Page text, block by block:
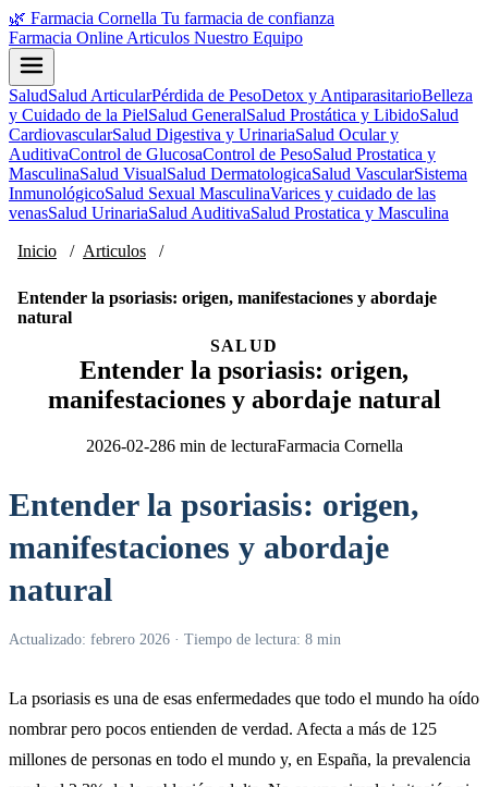
🌿 Farmacia Cornella Tu farmacia de confianza
Farmacia Online Articulos Nuestro Equipo
SaludSalud ArticularPérdida de PesoDetox y AntiparasitarioBelleza
y Cuidado de la PielSalud GeneralSalud Prostática y LibidoSalud
CardiovascularSalud Digestiva y UrinariaSalud Ocular y
AuditivaControl de GlucosaControl de PesoSalud Prostatica y
MasculinaSalud VisualSalud DermatologicaSalud VascularSistema
InmunológicoSalud Sexual MasculinaVarices y cuidado de las
venasSalud UrinariaSalud AuditivaSalud Prostatica y Masculina
Inicio / Articulos /
Entender la psoriasis: origen, manifestaciones y abordaje
natural
SALUD
Entender la psoriasis: origen,
manifestaciones y abordaje natural
2026-02-286 min de lecturaFarmacia Cornella
Entender la psoriasis: origen,
manifestaciones y abordaje
natural
Actualizado: febrero 2026 · Tiempo de lectura: 8 min
La psoriasis es una de esas enfermedades que todo el mundo ha oído
nombrar pero pocos entienden de verdad. Afecta a más de 125
millones de personas en todo el mundo y, en España, la prevalencia